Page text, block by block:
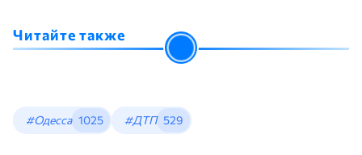
Читайте также
#Одесса 1025 #ДТП 529